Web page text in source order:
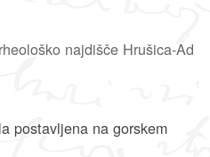
najdišče Hrušica-Ad
postavljena na gorskem